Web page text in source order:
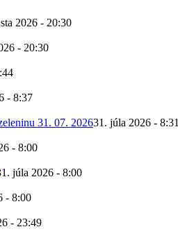
2026 - 20:30
- 20:30
- 8:37
31. 07. 202631. júla 2026 - 8:31
- 8:00
júla 2026 - 8:00
- 8:00
- 23:49